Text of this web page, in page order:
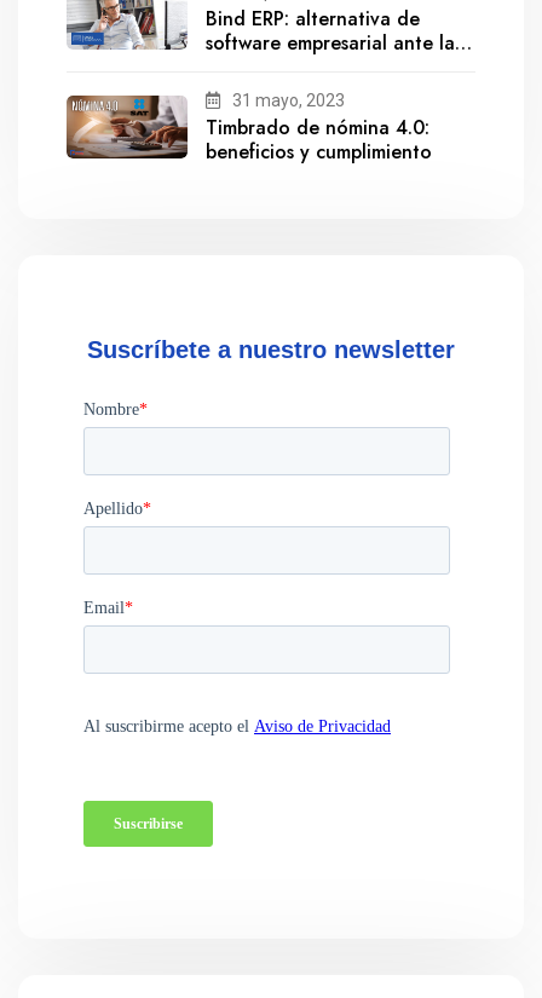
Bind ERP: alternativa de
software empresarial ante la
31 mayo, 2023
Timbrado de nómina 4.0:
beneficios y cumplimiento
Suscríbete a nuestro newsletter